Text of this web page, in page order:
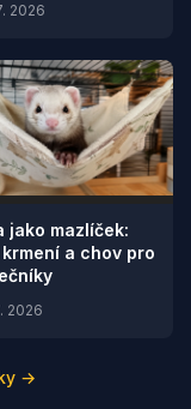
2026
jako mazlíček:
a chov pro
2026
→